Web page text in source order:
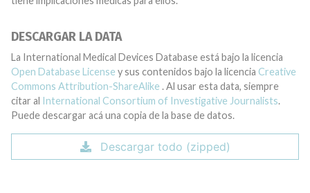
DESCARGAR LA DATA
La International Medical Devices Database está bajo la licencia
Open Database License y sus contenidos bajo la licencia Creative
Commons Attribution-ShareAlike . Al usar esta data, siempre
citar al International Consortium of Investigative Journalists.
Puede descargar acá una copia de la base de datos.
Descargar todo (zipped)